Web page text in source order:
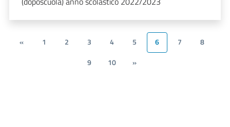
« 1 2 3 4 5 6 7
8
9
10 »